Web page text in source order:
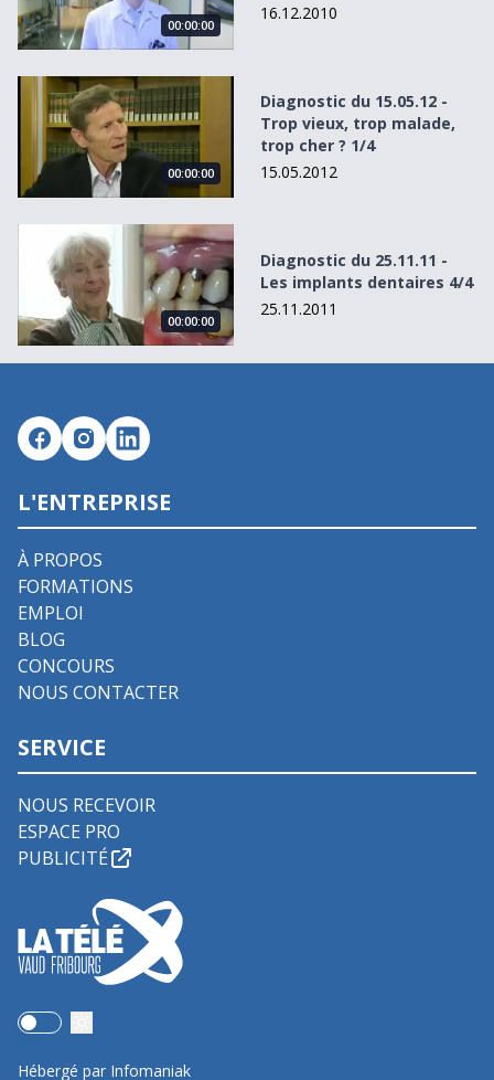
00:00:00
16.12.2010
Diagnostic du 15.05.12 - Trop vieux, trop malade, trop
00:00:00
Diagnostic du 15.05.12 -
Trop vieux, trop malade,
trop cher ? 1/4
15.05.2012
Diagnostic du 25.11.11 - Les implants dentaires 4/4
00:00:00
Diagnostic du 25.11.11 -
Les implants dentaires 4/4
25.11.2011
L'ENTREPRISE
À PROPOS
FORMATIONS
EMPLOI
BLOG
CONCOURS
NOUS CONTACTER
SERVICE
NOUS RECEVOIR
ESPACE PRO
PUBLICITÉ
Use setting
Hébergé par Infomaniak